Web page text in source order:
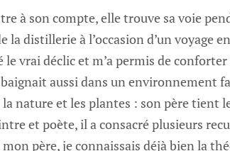
à son compte, elle trouve sa voie
la distillerie à l’occasion d’un voyage
vrai déclic et m’a permis de
aussi dans un environnement
nature et les plantes : son père tient
et poète, il a consacré plusieurs
père, je connaissais déjà bien la